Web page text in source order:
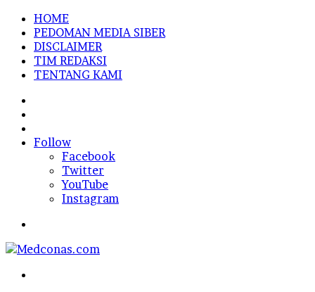
HOME
PEDOMAN MEDIA SIBER
DISCLAIMER
TIM REDAKSI
TENTANG KAMI
In
Follow
Facebook
Twitter
YouTube
Instagram